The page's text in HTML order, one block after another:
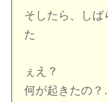
そしたら、しば
た
ぇえ？
何が起きたの